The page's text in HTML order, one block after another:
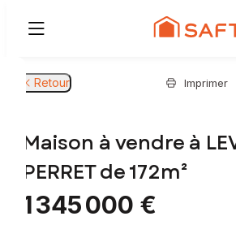
Retour Imprimer
Maison à vendre à
PERRET de 172m²
1 345 000 €